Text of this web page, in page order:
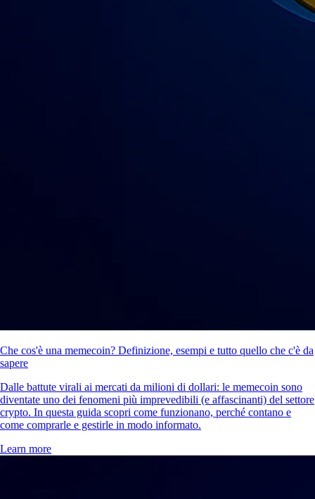
Che cos'è una memecoin? Definizione, esempi e tutto quello che c'è da
sapere
Dalle battute virali ai mercati da milioni di dollari: le memecoin sono
diventate uno dei fenomeni più imprevedibili (e affascinanti) del settore
crypto. In questa guida scopri come funzionano, perché contano e
come comprarle e gestirle in modo informato.
Learn more